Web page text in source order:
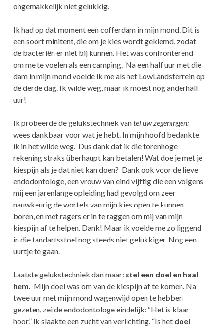
ongemakkelijk niet gelukkig.
Ik had op dat moment een cofferdam in mijn mond. Dit is
een soort minitent, die om je kies wordt geklemd, zodat
de bacteriën er niet bij kunnen. Het was confronterend
om me te voelen als een camping. Na een half uur met die
dam in mijn mond voelde ik me als het LowLandsterrein op
de derde dag. Ik wilde weg, maar ik moest nog anderhalf
uur!
Ik probeerde de gelukstechniek vantel uw zegeningen:
wees dankbaar voor wat je hebt. In mijn hoofd bedankte
ik in het wilde weg. Dus dank dat ik die torenhoge
rekening straks überhaupt kan betalen! Wat doe je met je
kiespijn als je dat niet kan doen? Dank ook voor de lieve
endodontologe, een vrouw van eind vijftig die een volgens
mij een jarenlange opleiding had gevolgd om zeer
nauwkeurig de wortels van mijn kies open te kunnen
boren, en met ragers er in te raggen om mij van mijn
kiespijn af te helpen. Dank! Maar ik voelde me zo liggend
in die tandartsstoel nog steeds niet gelukkiger. Nog een
uurtje te gaan.
Laatste gelukstechniek dan maar: stel een doel en haal
hem. Mijn doel was om van de kiespijn af te komen. Na
twee uur met mijn mond wagenwijd open te hebben
gezeten, zei de endodontologe eindelijk: “Het is klaar
hoor.” Ik slaakte een zucht van verlichting. “Is het doel